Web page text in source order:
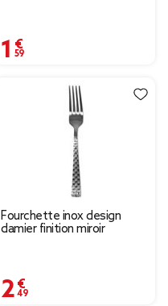
1,59 €
Fourchette inox design
damier finition miroir
2,49 €